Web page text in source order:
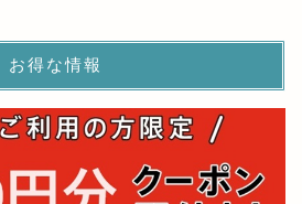
お得な情報